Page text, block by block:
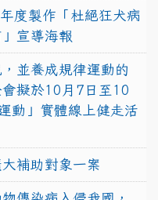
度製作「杜絕狂犬病
宣導海報
並養成規律運動的
擬於10月7日至10
動」實體線上健走活
補助對象一案